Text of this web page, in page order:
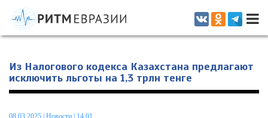
Информационно-аналитическое издание, посвященное актуальным
проблемам интеграции на постсоветском пространстве
Из Налогового кодекса Казахстана предлагают
исключить льготы на 1,3 трлн тенге
08.03.2025 Новости | 14.01